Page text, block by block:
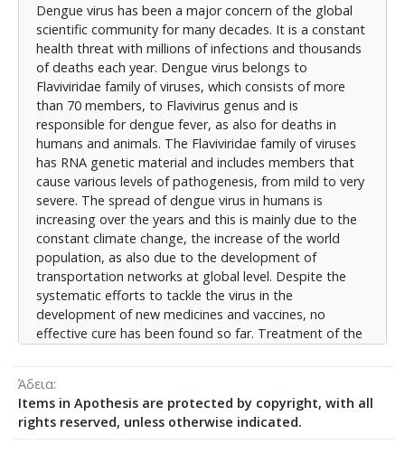
εμβολίων, προς το παρόν δεν έχει βρεθεί
αποτελεσματική θεραπεία. Η αντιμετώπιση των
τεσσάρων ορότυπων του δάγκειου ιού προς το
παρόν περιορίζεται σε προσπάθειες ελέγχου του
πληθυσμού των κουνουπιών του γένους Aedes, που
είναι φορείς της νόσου, καθώς και με χρήση ενός
εμβολίου που έχει περιορισμένη εφαρμογή στον
γενικό πληθυσμό. Σκοπός της παρούσας
διπλωματικής εργασίας είναι να γίνει μια
ολοκληρωμένη παρουσίαση για τη σοβαρή
υγειονομική απειλή που διαρκεί πολλές δεκαετίες και
οφείλεται στους τέσσερις ορότυπους του δάγκειου
ιού της οικογένειας των ιών Flaviviridae. Η δομή της
εργασίας ξεκινά με το πρώτο κεφάλαιο που αποτελεί
μια εισαγωγή στους ιούς. Εν συνεχεία στο δεύτερο
κεφάλαιο γίνεται μια επισκόπηση της οικογένειας
των ιών Flaviviridae. Στο τρίτο κεφάλαιο γίνεται μια
ενδελεχής παρουσίαση του δάγκειου ιού όσον
στην οικονομία, καθώς και τις προσπάθειες
αντιμετώπισης της απειλής. Το τέταρτο κεφάλαιο
επικεντρώνεται στις πρωτεΐνες NS2b/NS3 στους
Dengue virus has been a major concern of the global
scientific community for many decades. It is a constant
health threat with millions of infections and thousands
of deaths each year. Dengue virus belongs to
Flaviviridae family of viruses, which consists of more
than 70 members, to Flavivirus genus and is
responsible for dengue fever, as also for deaths in
humans and animals. The Flaviviridae family of viruses
has RNA genetic material and includes members that
cause various levels of pathogenesis, from mild to very
severe. The spread of dengue virus in humans is
increasing over the years and this is mainly due to the
constant climate change, the increase of the world
population, as also due to the development of
transportation networks at global level. Despite the
systematic efforts to tackle the virus in the
development of new medicines and vaccines, no
effective cure has been found so far. Treatment of the
that carry the disease, as well as the use of a vaccine
with limited application to the general population. The
purpose of this dissertation is to comprehensively
Άδεια
Items in Apothesis are protected by copyright, with all
rights reserved, unless otherwise indicated.